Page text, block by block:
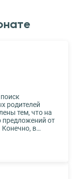
родителей
тем, что на
предложений от
в
–
недалеко от